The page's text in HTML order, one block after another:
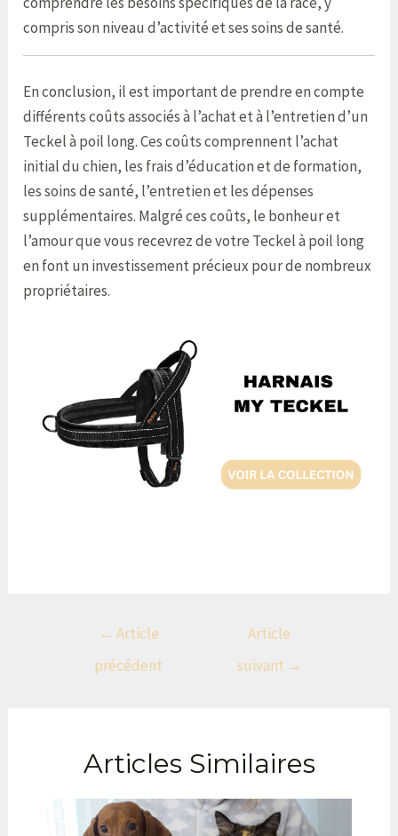
compris son niveau d’activité et ses soins de santé.
En conclusion, il est important de prendre en compte
différents coûts associés à l’achat et à l’entretien d’un
Teckel à poil long. Ces coûts comprennent l’achat
initial du chien, les frais d’éducation et de formation,
les soins de santé, l’entretien et les dépenses
supplémentaires. Malgré ces coûts, le bonheur et
l’amour que vous recevrez de votre Teckel à poil long
en font un investissement précieux pour de nombreux
propriétaires.
← Article
précédent
Article
suivant →
Articles Similaires